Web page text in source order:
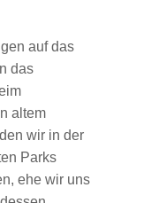
auf das
das
altem
wir in der
Parks
ehe wir uns